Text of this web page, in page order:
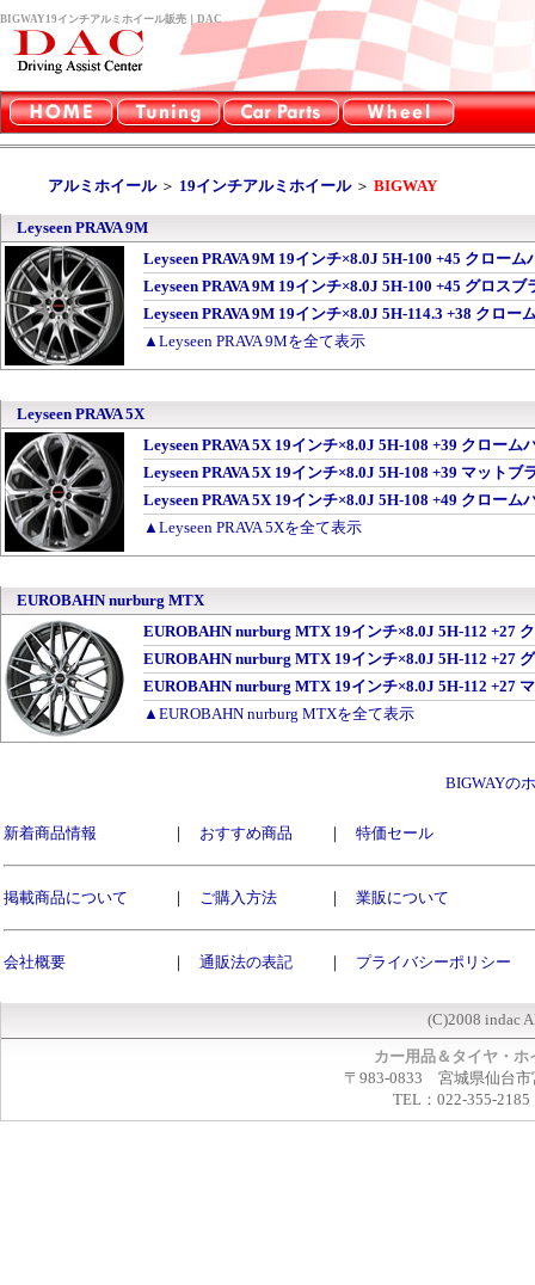
BIGWAY19インチアルミホイール販売｜DAC
アルミホイール＞ 19インチアルミホイール＞ BIGWAY
Leyseen PRAVA 9M
Leyseen PRAVA 9M 19インチ×8.0J 5H-100 +45 クロー
Leyseen PRAVA 9M 19インチ×8.0J 5H-100 +45 グロス
Leyseen PRAVA 9M 19インチ×8.0J 5H-114.3 +38 クロー
▲Leyseen PRAVA 9Mを全て表示
Leyseen PRAVA 5X
Leyseen PRAVA 5X 19インチ×8.0J 5H-108 +39 クロー
Leyseen PRAVA 5X 19インチ×8.0J 5H-108 +39 マット
Leyseen PRAVA 5X 19インチ×8.0J 5H-108 +49 クロー
▲Leyseen PRAVA 5Xを全て表示
EUROBAHN nurburg MTX
EUROBAHN nurburg MTX 19インチ×8.0J 5H-112 +27
EUROBAHN nurburg MTX 19インチ×8.0J 5H-112 +27
EUROBAHN nurburg MTX 19インチ×8.0J 5H-112 +27
▲EUROBAHN nurburg MTXを全て表示
BIGWAYの
新着商品情報 ｜ おすすめ商品 ｜ 特価セール
掲載商品について ｜ ご購入方法 ｜ 業販について
会社概要 ｜ 通販法の表記 ｜ プライバシーポリシー
(C)2008 indac
カー用品＆タイヤ・
〒983-0833 宮城県仙台市
TEL：022-355-